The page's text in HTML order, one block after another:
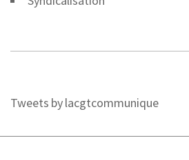
Tweets by lacgtcommunique